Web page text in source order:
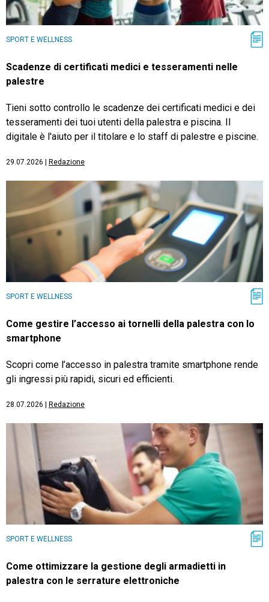
SPORT E WELLNESS
Scadenze di certificati medici e tesseramenti nelle
palestre
Tieni sotto controllo le scadenze dei certificati medici e dei
tesseramenti dei tuoi utenti della palestra e piscina. Il
digitale è l'aiuto per il titolare e lo staff di palestre e piscine.
29.07.2026 Redazione
SPORT E WELLNESS
Come gestire l’accesso ai tornelli della palestra con lo
smartphone
Scopri come l’accesso in palestra tramite smartphone rende
gli ingressi più rapidi, sicuri ed efficienti.
28.07.2026 Redazione
SPORT E WELLNESS
Come ottimizzare la gestione degli armadietti in
palestra con le serrature elettroniche